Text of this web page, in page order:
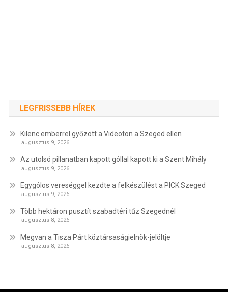
LEGFRISSEBB HÍREK
Kilenc emberrel győzött a Videoton a Szeged ellen
augusztus 9, 2026
Az utolsó pillanatban kapott góllal kapott ki a Szent Mihály
augusztus 9, 2026
Egygólos vereséggel kezdte a felkészülést a PICK Szeged
augusztus 9, 2026
Több hektáron pusztít szabadtéri tűz Szegednél
augusztus 8, 2026
Megvan a Tisza Párt köztársaságielnök-jelöltje
augusztus 8, 2026